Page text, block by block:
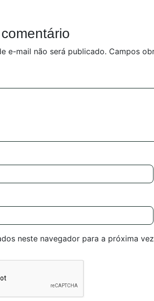
e-mail não será publicado. Campos
neste navegador para a próxima